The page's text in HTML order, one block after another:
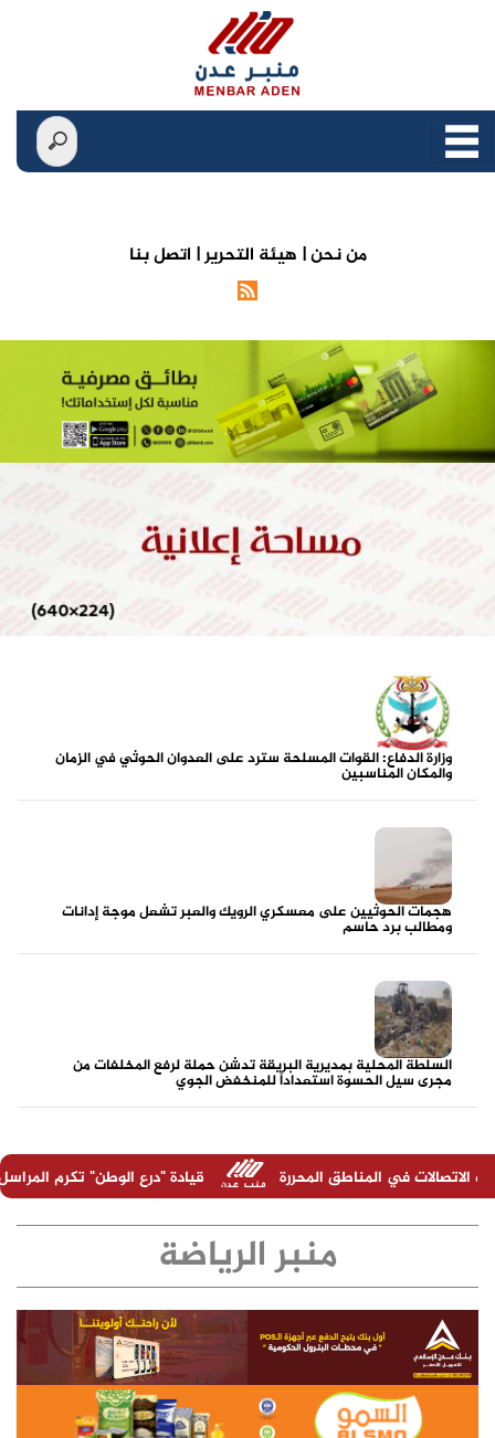
من نحن | هيئة التحرير | اتصل بنا
وزارة الدفاع: القوات المسلحة سترد على العدوان الحوثي في الزمان
والمكان المناسبين
هجمات الحوثيين على معسكري الرويك والعبر تشعل موجة إدانات
ومطالب برد حاسم
السلطة المحلية بمديرية البريقة تدشن حملة لرفع المخلفات من
مجرى سيل الحسوة استعداداً للمنخفض الجوي
المحررة قيادة "درع الوطن" تكرم المراسل الحربي عبدالرحمن
منبر الرياضة